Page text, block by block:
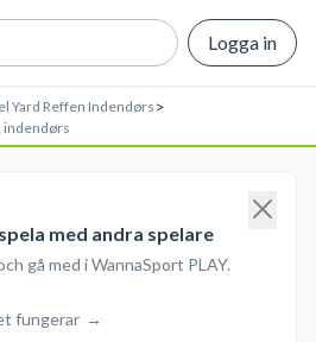
Logga in
Yard Reffen Indendørs >
indendørs
med andra spelare
gå med i WannaSport PLAY.
fungerar →